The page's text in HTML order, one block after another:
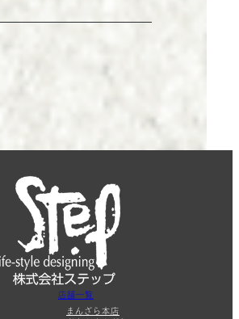
店舗一覧
まんざら本店